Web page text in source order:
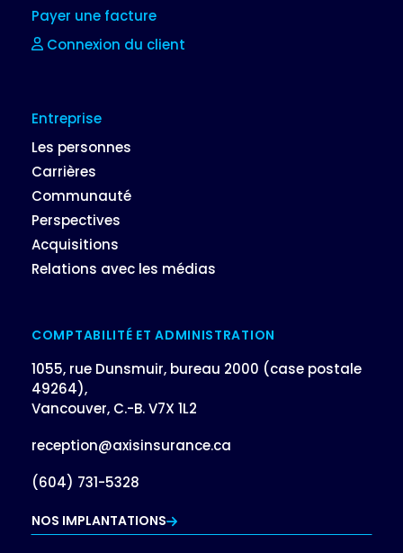
Payer une facture
Connexion du client
Entreprise
Les personnes
Carrières
Communauté
Perspectives
Acquisitions
Relations avec les médias
COMPTABILITÉ ET ADMINISTRATION
1055, rue Dunsmuir, bureau 2000 (case postale
49264),
Vancouver, C.-B. V7X 1L2
reception@axisinsurance.ca
(604) 731-5328
NOS IMPLANTATIONS